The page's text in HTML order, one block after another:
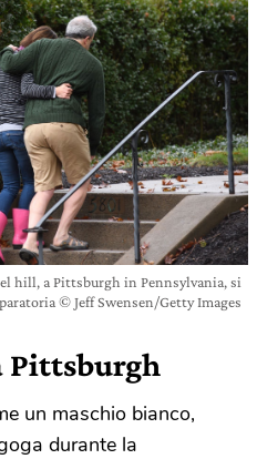
hill, a Pittsburgh in Pennsylvania, si
© Jeff Swensen/Getty Images
Pittsburgh
un maschio bianco,
durante la